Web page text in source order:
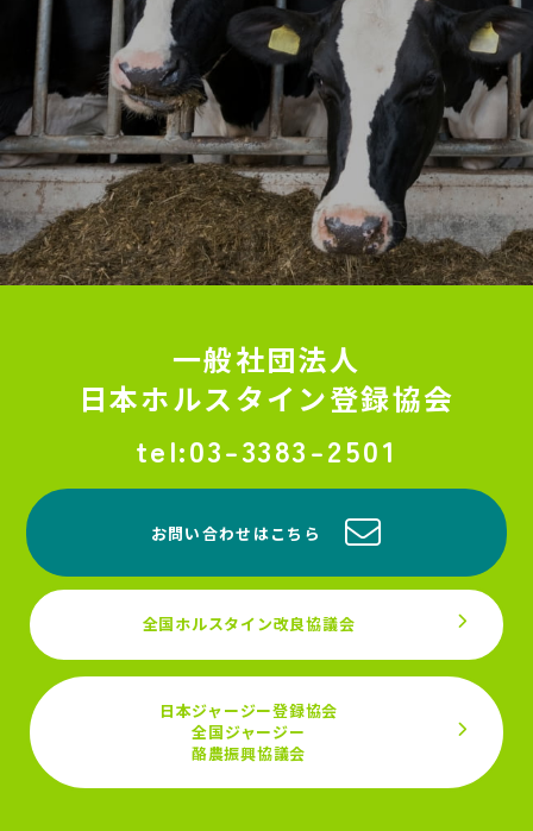
一般社団法人
日本ホルスタイン登録協会
03-3383-2501
お問い合わせはこちら
全国ホルスタイン改良協議会
日本ジャージー登録協会
全国ジャージー
酪農振興協議会